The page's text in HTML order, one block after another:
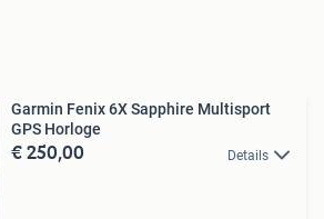
Garmin Fenix 6X Sapphire Multisport
GPS Horloge
€ 250,00 Details